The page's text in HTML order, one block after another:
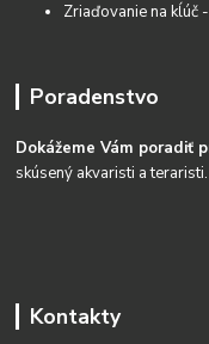
Zriaďovanie na kĺúč
Poradenstvo
Dokážeme Vám poradiť
skúsený akvaristi a
Kontakty